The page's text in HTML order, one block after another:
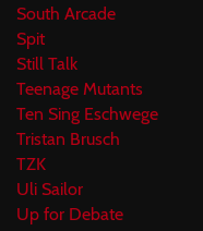
South Arcade
Spit
Still Talk
Teenage Mutants
Ten Sing Eschwege
Tristan Brusch
TZK
Uli Sailor
Up for Debate